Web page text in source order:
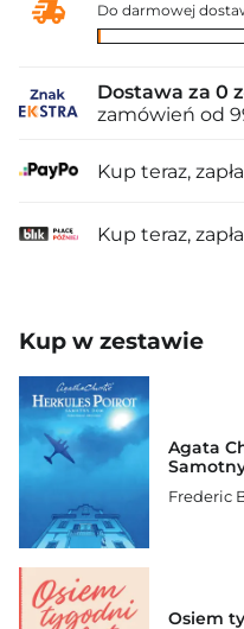
Do darmowej
Dostawa za 0
zamówień od
Kup teraz,
Kup teraz,
Kup w zestawie
Agata
Frederic
Osiem